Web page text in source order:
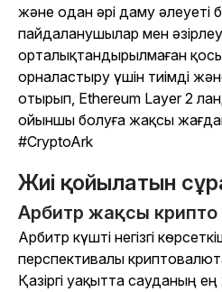
және одан әрі даму әлеуеті
пайдаланушылар мен
орталықтандырылмаған
орналастыру үшін тиімді
отырып, Ethereum Layer 2
ойыншы болуға жақсы
#CryptoArk
Жиі қойылатын
Арбитр жақсы крипто
Арбитр күшті негізгі
перспективалы
Қазіргі уақытта сауданың